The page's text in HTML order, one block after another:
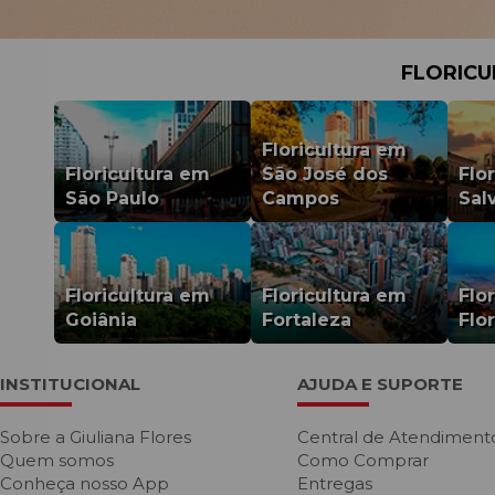
Não tem problema. Na Giuliana Flores você pode usar toda a sua
o presente do jeitinho que a pessoa homenageada merece.
Se mesmo com todas as nossas opções de presentes para amigo
jeitinho que a pessoa homenageada merece. Aproveite!
PRESENTES CRIATIVO FLORES E
CACTOS E SUCULENTAS ORQUÍDEAS
Floricultura em
São Paulo
Floricultura em
São José dos
Campos
Floricultura em
Goiânia
Floricultura em
Fortaleza
INSTITUCIONAL
Sobre a Giuliana Flores
Quem somos
Conheça nosso App
AJUDA E SUPORTE
Central de
Como Comprar
Entregas